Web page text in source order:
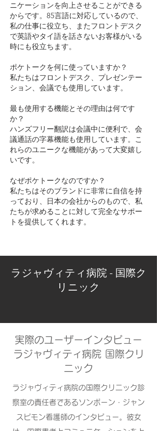
ニケーションを向上させることができる
からです。85言語に対応しているので、
私の仕事に役立ち、またフロントデスク
で英語やタイ語を話さないお客様がいる
時にも役立ちます。
ポケトークを何に使っていますか？
私たちはフロントデスク、プレゼンテー
ション、会議でも使用しています。
最も使用する機能とその理由は何です
か？
ハンズフリー翻訳は会議中に便利で、会
議通話の字幕機能も使用しています。こ
れらのユニークな機能があって大変嬉し
いです。
なぜポケトークなのですか？
私たちはそのブランドに非常に自信を持
っており、日本の会社からのもので、私
たちが求めることに対して完全なサポー
トを提供してくれます。
ラジャヴィティ病院 - 国際ク
リニック
実際のユーザーインタビュー
ラジャヴィティ病院 国際クリ
ニック
ラジャヴィティ病院の国際クリニック診
察室の責任者であるソンポーン・ジャン
スピモン看護師のインタビュー。彼女